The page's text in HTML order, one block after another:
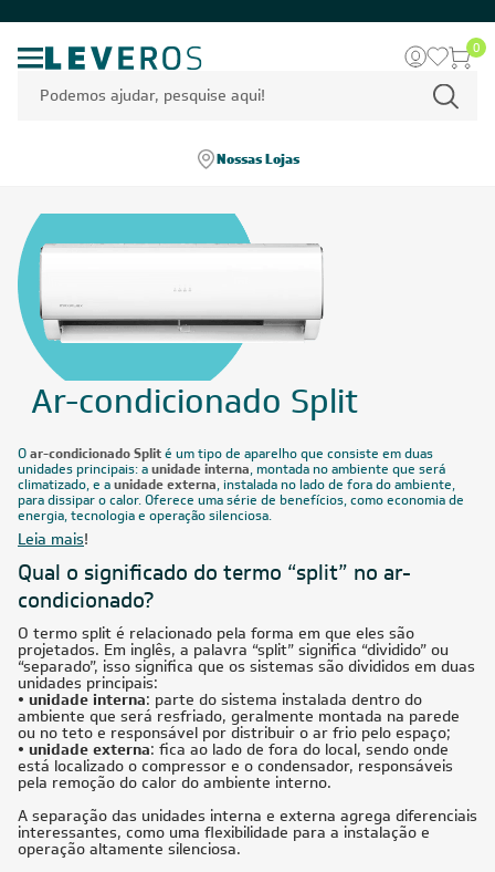
0
Nossas Lojas
Ar-condicionado Split
Oar-condicionado Splité um tipo de aparelho que consiste em duas
unidades principais: aunidade interna, montada no ambiente que será
climatizado, e aunidade externa, instalada no lado de fora do ambiente,
para dissipar o calor. Oferece uma série de benefícios, como economia de
energia, tecnologia e operação silenciosa.
Leia mais!
Qual o significado do termo “split” no ar-
condicionado?
O termo split é relacionado pela forma em que eles são
projetados. Em inglês, a palavra “split” significa “dividido” ou
“separado”, isso significa que os sistemas são divididos em duas
unidades principais:
• unidade interna: parte do sistema instalada dentro do
ambiente que será resfriado, geralmente montada na parede
ou no teto e responsável por distribuir o ar frio pelo espaço;
• unidade externa: fica ao lado de fora do local, sendo onde
está localizado o compressor e o condensador, responsáveis
pela remoção do calor do ambiente interno.
A separação das unidades interna e externa agrega diferenciais
interessantes, como uma flexibilidade para a instalação e
operação altamente silenciosa.